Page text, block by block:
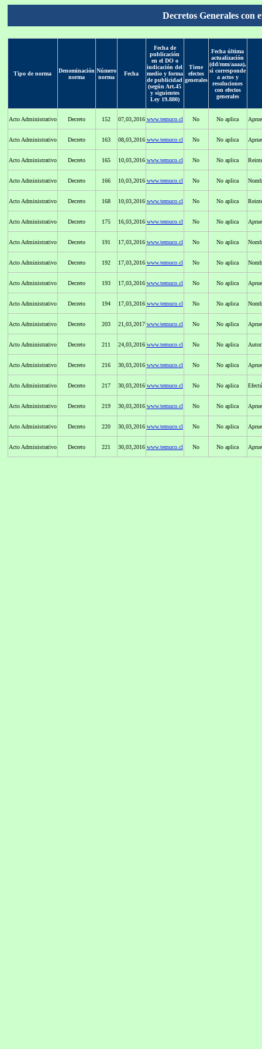
Decretos Generales con
Tipo de norma
Denominación
norma
Número
norma
Fecha
Fecha de
publicación
en el DO o
indicación del
medio y forma
de publicidad
(según Art.45
y siguientes
Ley 19.880)
Tiene
efectos
generales
Fecha última
actualización
(dd/mm/aaaa),
si corresponde
a actos y
resoluciones
con efectos
generales
Acto Administrativo Decreto 152 07,03,2016 www.temuco.cl No No aplica
Acto Administrativo Decreto 163 08,03,2016 www.temuco.cl No No aplica
Acto Administrativo Decreto 165 10,03,2016 www.temuco.cl No No aplica
Acto Administrativo Decreto 166 10,03,2016 www.temuco.cl No No aplica
Acto Administrativo Decreto 168 10,03,2016 www.temuco.cl No No aplica
Acto Administrativo Decreto 175 16,03,2016 www.temuco.cl No No aplica
Acto Administrativo Decreto 191 17,03,2016 www.temuco.cl No No aplica
Acto Administrativo Decreto 192 17,03,2016 www.temuco.cl No No aplica
Acto Administrativo Decreto 193 17,03,2016 www.temuco.cl No No aplica
Acto Administrativo Decreto 194 17,03,2016 www.temuco.cl No No aplica
Acto Administrativo Decreto 203 21,03,2017 www.temuco.cl No No aplica
Acto Administrativo Decreto 211 24,03,2016 www.temuco.cl No No aplica
Acto Administrativo Decreto 216 30,03,2016 www.temuco.cl No No aplica
Acto Administrativo Decreto 217 30,03,2016 www.temuco.cl No No aplica
Acto Administrativo Decreto 219 30,03,2016 www.temuco.cl No No aplica
Acto Administrativo Decreto 220 30,03,2016 www.temuco.cl No No aplica
Acto Administrativo Decreto 221 30,03,2016 www.temuco.cl No No aplica